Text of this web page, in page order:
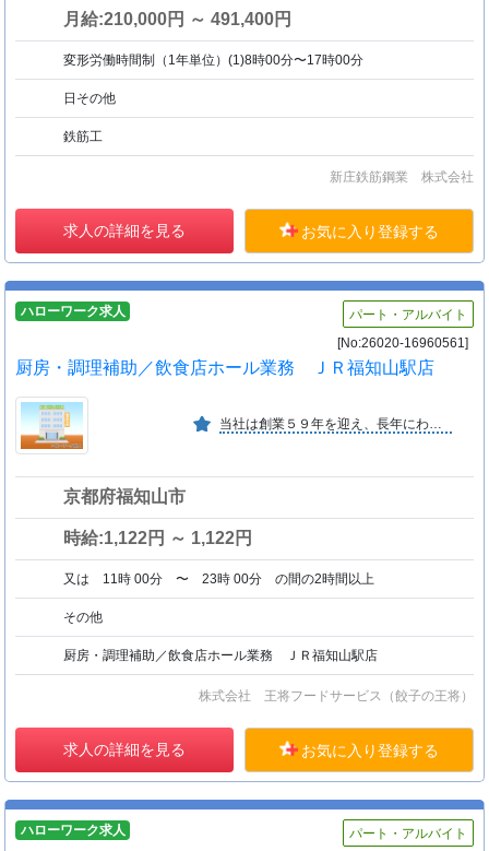
月給:210,000円 ～ 491,400円
変形労働時間制（1年単位）(1)8時00分〜17時00分
日その他
鉄筋工
新庄鉄筋鋼業 株式会社
求人の詳細を見る お気に入り登録する
ハローワーク求人
パート・アルバイト
[No:26020-16960561]
厨房・調理補助／飲食店ホール業務 ＪＲ福知山駅店
当社は創業５９年を迎え、長年にわたり多くのお客様にご愛顧いただいている、中華レストランチェーンです。プライム市場にも上場しており、安定した基盤で安心して働ける環境が整っています。
京都府福知山市
時給:1,122円 ～ 1,122円
又は 11時 00分 〜 23時 00分 の間の2時間以上
その他
厨房・調理補助／飲食店ホール業務 ＪＲ福知山駅店
株式会社 王将フードサービス（餃子の王将）
求人の詳細を見る お気に入り登録する
ハローワーク求人
パート・アルバイト